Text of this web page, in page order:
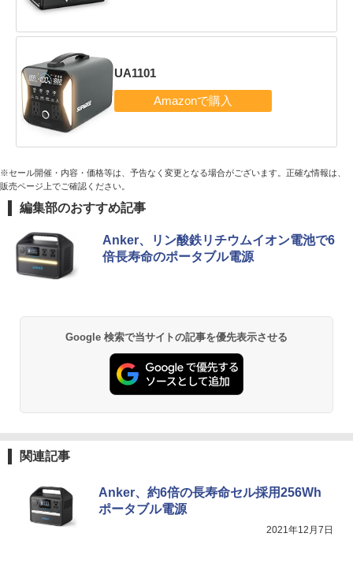
UA1101
※セール開催・内容・価格等は、予告なく変更となる場合がございます。正確な情報は、
販売ページ上でご確認ください。
編集部のおすすめ記事
Anker、リン酸鉄リチウムイオン電池で6
倍長寿命のポータブル電源
Google 検索で当サイトの記事を優先表示させる
関連記事
Anker、約6倍の長寿命セル採用256Wh
ポータブル電源
2021年12月7日